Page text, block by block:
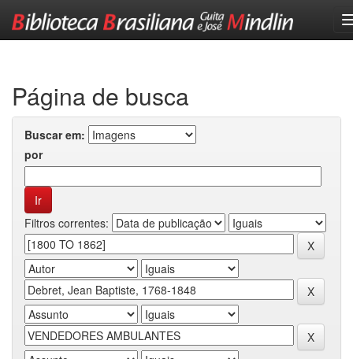
Página de busca
Buscar em:
por
Filtros correntes: